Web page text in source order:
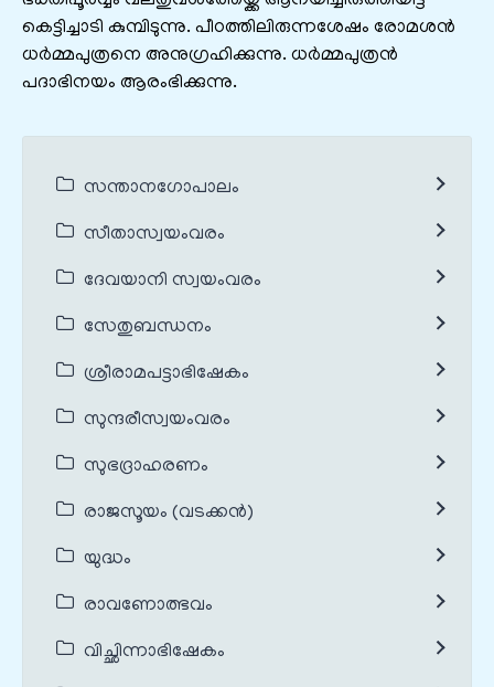
കെട്ടിച്ചാടി കുമ്പിടുന്നു. പീഠത്തിലിരുന്നശേഷം രോമശന്‍
ധര്‍മ്മപുത്രനെ അനുഗ്രഹിക്കുന്നു. ധര്‍മ്മപുത്രന്‍
പദാഭിനയം ആരംഭിക്കുന്നു.
സന്താനഗോപാലം
സീതാസ്വയംവരം
ദേവയാനി സ്വയംവരം
സേതുബന്ധനം
ശ്രീരാമപട്ടാഭിഷേകം
സുന്ദരീസ്വയംവരം
സുഭദ്രാഹരണം
രാജസൂയം (വടക്കൻ)
യുദ്ധം
രാവണോത്ഭവം
വിച്ഛിന്നാഭിഷേകം